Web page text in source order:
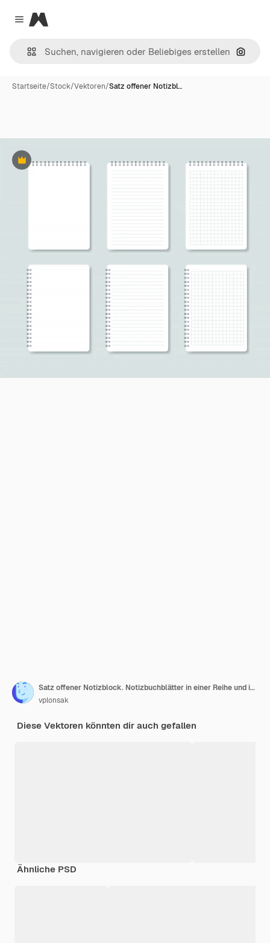
Close menu
Magnific
Nach
Startseite/Stock/Vektoren/Satz offener Notizbl…
Premium
Satz offener Notizblock. Notizbuchblätter in einer Reihe und in einem Käfig.
vplonsak
Diese Vektoren könnten dir auch gefallen
Ähnliche PSD